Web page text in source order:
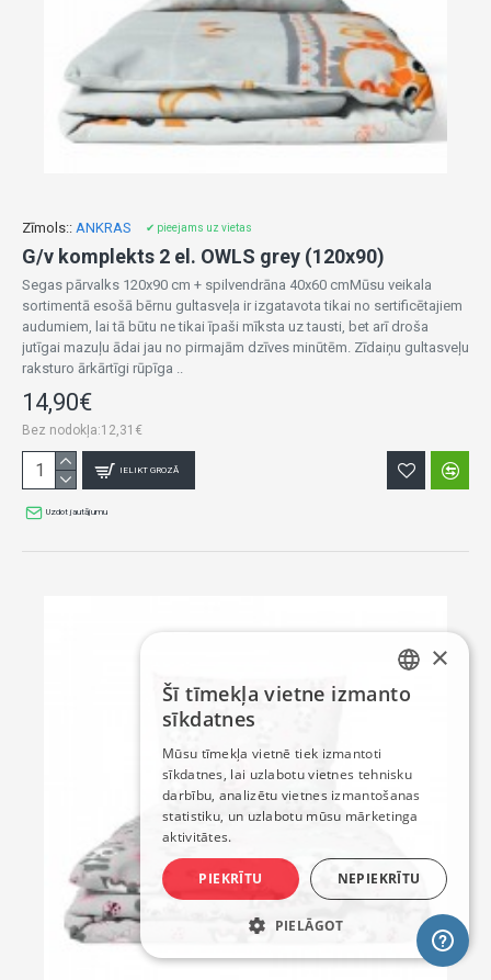
Zīmols:: ANKRAS ✔ pieejams uz vietas
G/v komplekts 2 el. OWLS grey (120x90)
Segas pārvalks 120x90 cm + spilvendrāna 40x60 cmMūsu veikala
sortimentā esošā bērnu gultasveļa ir izgatavota tikai no sertificētajiem
audumiem, lai tā būtu ne tikai īpaši mīksta uz tausti, bet arī droša
jutīgai mazuļu ādai jau no pirmajām dzīves minūtēm. Zīdaiņu gultasveļu
raksturo ārkārtīgi rūpīga ..
14,90€
Bez nodokļa:12,31€
IELIKT GROZĀ
Uzdot jautājumu
LATVIAN
ENGLISH
×
Šī tīmekļa vietne izmanto
sīkdatnes
Mūsu tīmekļa vietnē tiek izmantoti
sīkdatnes, lai uzlabotu vietnes tehnisku
darbību, analizētu vietnes izmantošanas
statistiku, un uzlabotu mūsu mārketinga
aktivitātes.
PIEKRĪTU NEPIEKRĪTU
PIELĀGOT